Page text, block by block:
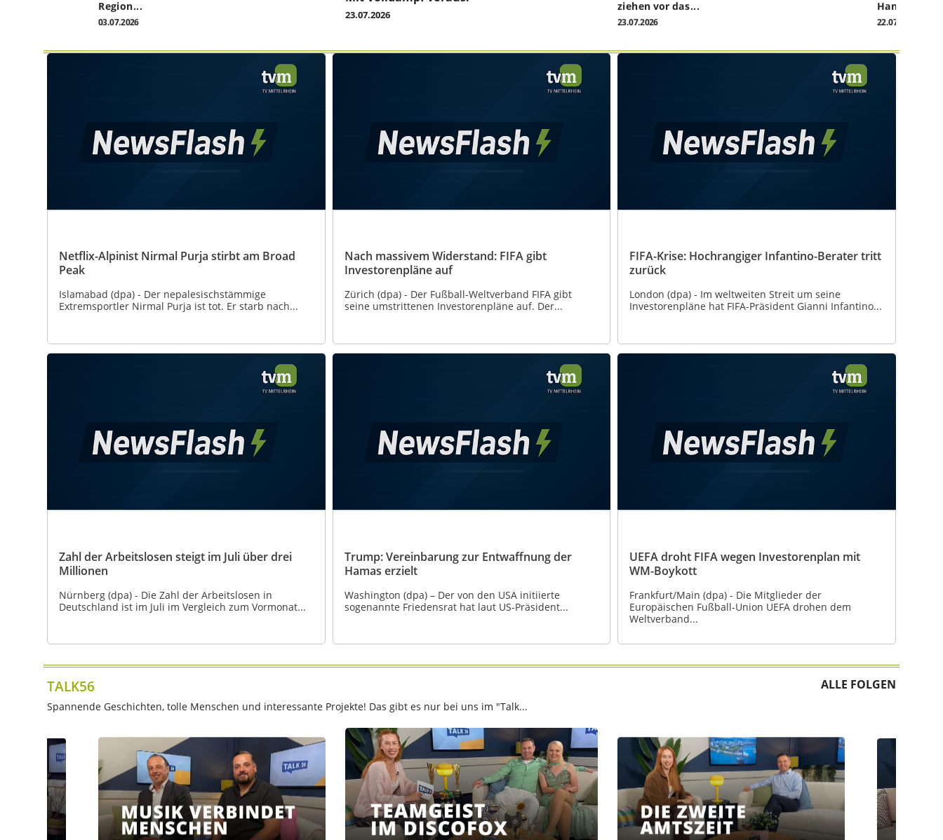
Region...
03.07.2026
23.07.2026
ziehen vor das...
23.07.2026
Handwerk...
22.07.2026
Netflix-Alpinist Nirmal Purja stirbt am Broad
Peak
Islamabad (dpa) - Der nepalesischstämmige
Extremsportler Nirmal Purja ist tot. Er starb nach...
Nach massivem Widerstand: FIFA gibt
Investorenpläne auf
Zürich (dpa) - Der Fußball-Weltverband FIFA gibt
seine umstrittenen Investorenpläne auf. Der...
FIFA-Krise: Hochrangiger Infantino-Berater tritt
zurück
London (dpa) - Im weltweiten Streit um seine
Investorenpläne hat FIFA-Präsident Gianni Infantino...
Zahl der Arbeitslosen steigt im Juli über drei
Millionen
Nürnberg (dpa) - Die Zahl der Arbeitslosen in
Deutschland ist im Juli im Vergleich zum Vormonat...
Trump: Vereinbarung zur Entwaffnung der
Hamas erzielt
Washington (dpa) – Der von den USA initiierte
sogenannte Friedensrat hat laut US-Präsident...
UEFA droht FIFA wegen Investorenplan mit
WM-Boykott
Frankfurt/Main (dpa) - Die Mitglieder der
Europäischen Fußball-Union UEFA drohen dem
Weltverband...
TALK56 ALLE FOLGEN
Spannende Geschichten, tolle Menschen und interessante Projekte! Das gibt es nur bei uns im "Talk...